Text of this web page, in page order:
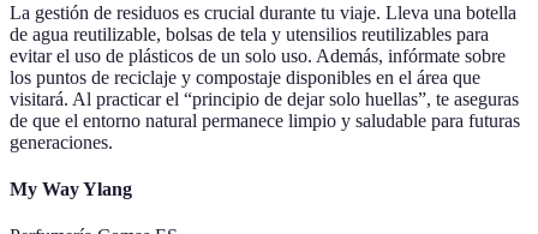
La gestión de residuos es crucial durante tu viaje. Lleva una botella
de agua reutilizable, bolsas de tela y utensilios reutilizables para
evitar el uso de plásticos de un solo uso. Además, infórmate sobre
los puntos de reciclaje y compostaje disponibles en el área que
visitará. Al practicar el “principio de dejar solo huellas”, te aseguras
de que el entorno natural permanece limpio y saludable para futuras
generaciones.
My Way Ylang